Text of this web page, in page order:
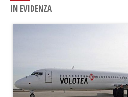
IN EVIDENZA